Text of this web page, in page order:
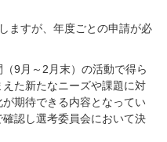
ますが、年度ごとの申請が必
9月～2月末）の活動で得ら
た新たなニーズや課題に対
期待できる内容となってい
認し選考委員会において決